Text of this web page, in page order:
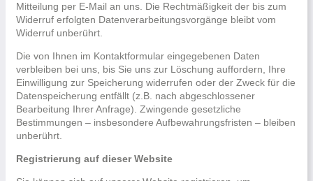
Mitteilung per E-Mail an uns. Die Rechtmäßigkeit der bis zum
Widerruf erfolgten Datenverarbeitungsvorgänge bleibt vom
Widerruf unberührt.
Die von Ihnen im Kontaktformular eingegebenen Daten
verbleiben bei uns, bis Sie uns zur Löschung auffordern, Ihre
Einwilligung zur Speicherung widerrufen oder der Zweck für die
Datenspeicherung entfällt (z.B. nach abgeschlossener
Bearbeitung Ihrer Anfrage). Zwingende gesetzliche
Bestimmungen – insbesondere Aufbewahrungsfristen – bleiben
unberührt.
Registrierung auf dieser Website